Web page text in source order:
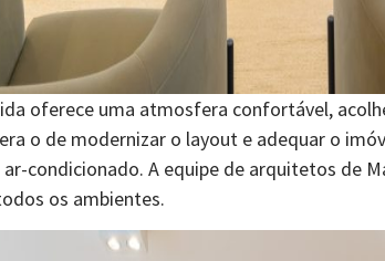
oferece uma atmosfera confortável,
o de modernizar o layout e adequar o
condicionado. A equipe de arquitetos de
os ambientes.